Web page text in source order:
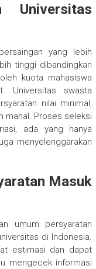
Universitas
yang lebih
tinggi dibandingkan
kuota mahasiswa
Universitas swasta
nilai minimal,
mahal. Proses seleksi
ada yang hanya
menyelenggarakan
Masuk
umum persyaratan
di Indonesia.
estimasi dan dapat
mengecek informasi